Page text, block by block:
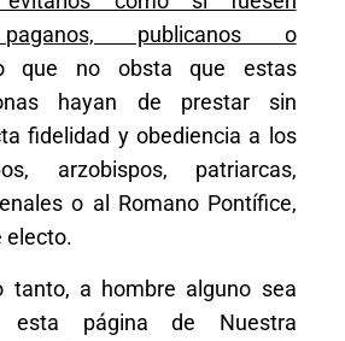
paganos, publicanos o
que no obsta que estas
hayan de prestar sin
fidelidad y obediencia a los
arzobispos, patriarcas,
o al Romano Pontífice,
electo.
tanto, a hombre alguno sea
esta página de Nuestra